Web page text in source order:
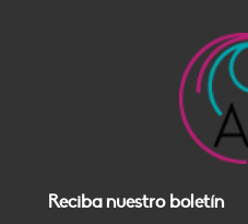
Reciba nuestro boletín